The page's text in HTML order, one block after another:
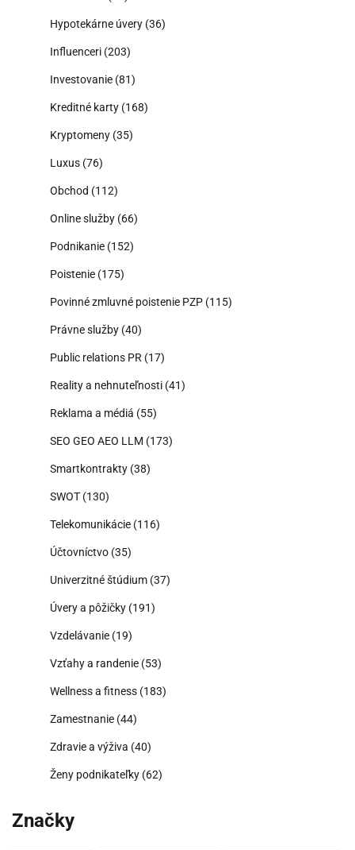
Hypotekárne úvery (36)
Influenceri (203)
Investovanie (81)
Kreditné karty (168)
Kryptomeny (35)
Luxus (76)
Obchod (112)
Online služby (66)
Podnikanie (152)
Poistenie (175)
Povinné zmluvné poistenie PZP (115)
Právne služby (40)
Public relations PR (17)
Reality a nehnuteľnosti (41)
Reklama a médiá (55)
SEO GEO AEO LLM (173)
Smartkontrakty (38)
SWOT (130)
Telekomunikácie (116)
Účtovníctvo (35)
Univerzitné štúdium (37)
Úvery a pôžičky (191)
Vzdelávanie (19)
Vzťahy a randenie (53)
Wellness a fitness (183)
Zamestnanie (44)
Zdravie a výživa (40)
Ženy podnikateľky (62)
Značky